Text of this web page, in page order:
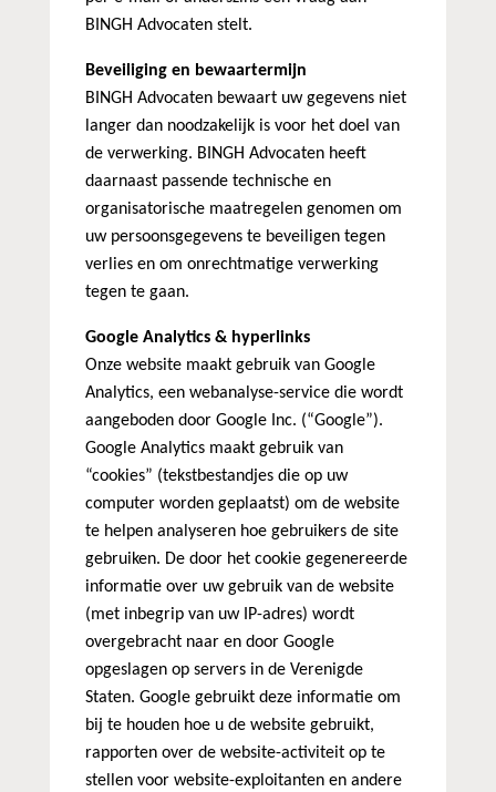
BINGH Advocaten stelt.
Beveiliging en bewaartermijn
BINGH Advocaten bewaart uw gegevens niet
langer dan noodzakelijk is voor het doel van
de verwerking. BINGH Advocaten heeft
daarnaast passende technische en
organisatorische maatregelen genomen om
uw persoonsgegevens te beveiligen tegen
verlies en om onrechtmatige verwerking
tegen te gaan.
Google Analytics & hyperlinks
Onze website maakt gebruik van Google
Analytics, een webanalyse-service die wordt
aangeboden door Google Inc. (“Google”).
Google Analytics maakt gebruik van
“cookies” (tekstbestandjes die op uw
computer worden geplaatst) om de website
te helpen analyseren hoe gebruikers de site
gebruiken. De door het cookie gegenereerde
informatie over uw gebruik van de website
(met inbegrip van uw IP-adres) wordt
overgebracht naar en door Google
opgeslagen op servers in de Verenigde
Staten. Google gebruikt deze informatie om
bij te houden hoe u de website gebruikt,
rapporten over de website-activiteit op te
stellen voor website-exploitanten en andere